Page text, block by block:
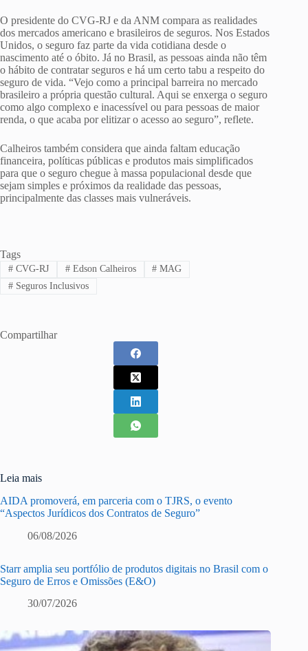
O presidente do CVG-RJ e da ANM compara as realidades
dos mercados americano e brasileiros de seguros. Nos Estados
Unidos, o seguro faz parte da vida cotidiana desde o
nascimento até o óbito. Já no Brasil, as pessoas ainda não têm
o hábito de contratar seguros e há um certo tabu a respeito do
seguro de vida. “Vejo como a principal barreira no mercado
brasileiro a própria questão cultural. Aqui se enxerga o seguro
como algo complexo e inacessível ou para pessoas de maior
renda, o que acaba por elitizar o acesso ao seguro”, reflete.
Calheiros também considera que ainda faltam educação
financeira, políticas públicas e produtos mais simplificados
para que o seguro chegue à massa populacional desde que
sejam simples e próximos da realidade das pessoas,
principalmente das classes mais vulneráveis.
Tags
#CVG-RJ #Edson Calheiros # MAG
#Seguros Inclusivos
Compartilhar
Leia mais
AIDA promoverá, em parceria com o TJRS, o evento
“Aspectos Jurídicos dos Contratos de Seguro”
06/08/2026
Starr amplia seu portfólio de produtos digitais no Brasil com o
Seguro de Erros e Omissões (E&O)
30/07/2026